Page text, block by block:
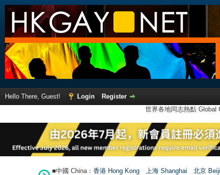
Hello There, Guest! Login
Register
世界各地同志熱點
■中國 China： 香港 Hong Kong 上海 Shanghai
北京